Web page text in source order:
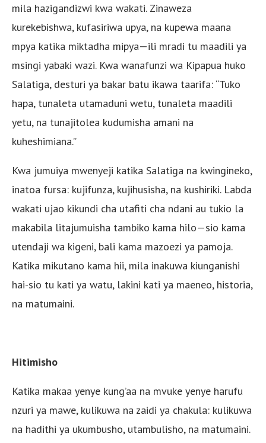
mila hazigandizwi kwa wakati. Zinaweza
kurekebishwa, kufasiriwa upya, na kupewa maana
mpya katika miktadha mipya—ili mradi tu maadili ya
msingi yabaki wazi. Kwa wanafunzi wa Kipapua huko
Salatiga, desturi ya bakar batu ikawa taarifa: “Tuko
hapa, tunaleta utamaduni wetu, tunaleta maadili
yetu, na tunajitolea kudumisha amani na
kuheshimiana.”
Kwa jumuiya mwenyeji katika Salatiga na kwingineko,
inatoa fursa: kujifunza, kujihusisha, na kushiriki. Labda
wakati ujao kikundi cha utafiti cha ndani au tukio la
makabila litajumuisha tambiko kama hilo—sio kama
utendaji wa kigeni, bali kama mazoezi ya pamoja.
Katika mikutano kama hii, mila inakuwa kiunganishi
hai-sio tu kati ya watu, lakini kati ya maeneo, historia,
na matumaini.
Hitimisho
Katika makaa yenye kung’aa na mvuke yenye harufu
nzuri ya mawe, kulikuwa na zaidi ya chakula: kulikuwa
na hadithi ya ukumbusho, utambulisho, na matumaini.